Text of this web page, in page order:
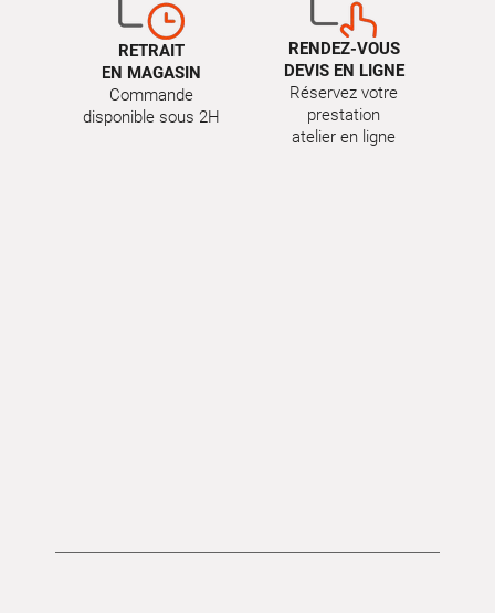
RETRAIT
EN MAGASIN
Commande
disponible sous 2H
RENDEZ-VOUS
DEVIS EN LIGNE
Réservez votre
prestation
atelier en ligne